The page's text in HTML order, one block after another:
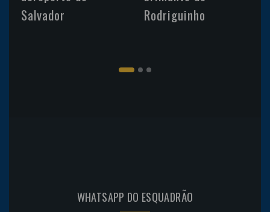
Salvador
Rodriguinho
WHATSAPP DO ESQUADRÃO